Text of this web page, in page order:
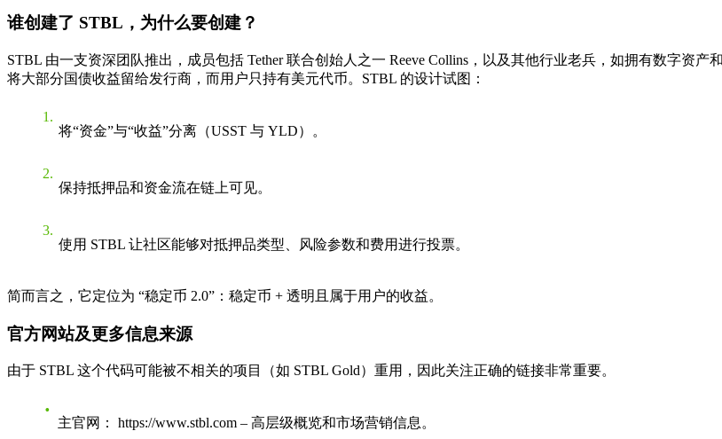
谁创建了 STBL，为什么要创建？
STBL 由一支资深团队推出，成员包括 Tether 联合创始人之一 Reeve Collins ，以及其他行业老兵，如拥有数字资产
将大部分国债收益留给发行商，而用户只持有美元代币。STBL 的设计试图：
将“资金”与“收益”分离（USST 与 YLD）。
保持抵押品和资金流在链上可见。
使用 STBL 让社区能够对抵押品类型、风险参数和费用进行投票。
简而言之，它定位为 “稳定币 2.0” ：稳定币 + 透明且属于用户的收益。
官方网站及更多信息来源
由于 STBL 这个代码可能被不相关的项目（如 STBL Gold）重用，因此关注正确的链接非常重要。
主官网： https://www.stbl.com – 高层级概览和市场营销信息。